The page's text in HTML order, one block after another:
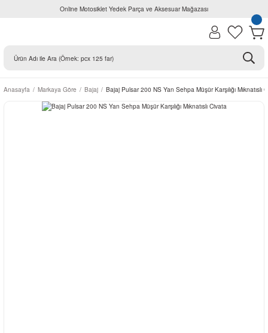
Online Motosiklet Yedek Parça ve Aksesuar Mağazası
Anasayfa Markaya Göre Bajaj Bajaj Pulsar 200 NS Yan Sehpa Müşür Karşılığı Mıknatıslı